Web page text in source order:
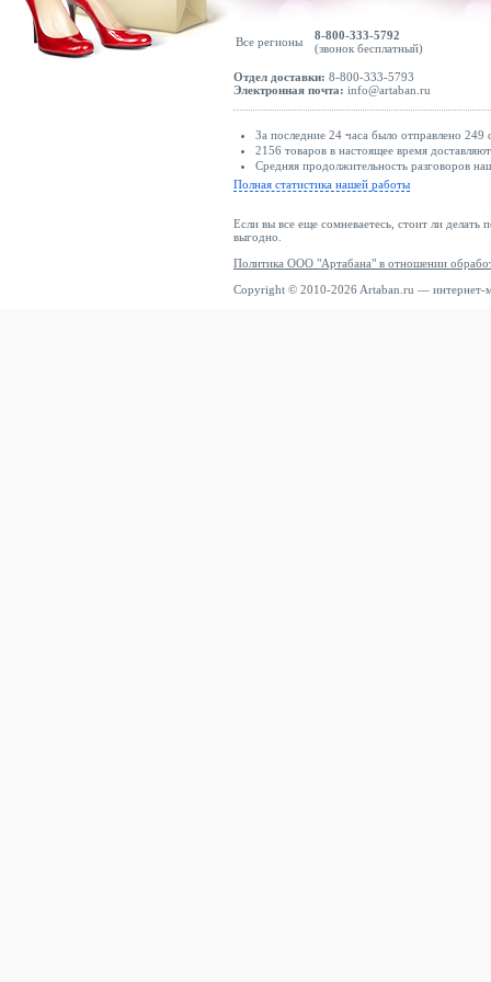
Все регионы
8-800-333-5792
(звонок бесплатный)
Отдел доставки: 8-800-333-5793
Электронная почта: info@artaban.ru
За последние 24 часа было отправлено
2156 товаров в настоящее время
Средняя продолжительность разговоров
Полная статистика нашей работы
Если вы все еще сомневаетесь, стоит ли делать
выгодно.
Политика ООО "Артабана" в отношении
Copyright © 2010-2026 Artaban.ru — интернет-